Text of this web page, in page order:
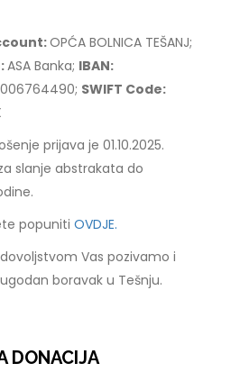
OPĆA BOLNICA TEŠANJ;
ASA Banka; IBAN:
SWIFT Code:
prijava je 01.10.2025.
slanje abstrakata do
popunitiOVDJE.
Vas pozivamo i
boravak u Tešnju.
DONACIJA